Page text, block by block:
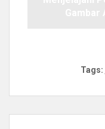
Tags: